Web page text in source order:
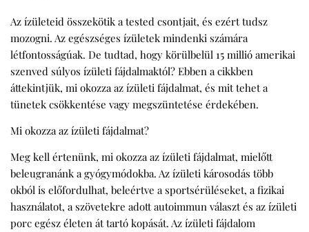
Az ízületeid összekötik a tested csontjait, és ezért tudsz
mozogni. Az egészséges ízületek mindenki számára
létfontosságúak. De tudtad, hogy körülbelül 15 millió amerikai
szenved súlyos ízületi fájdalmaktól? Ebben a cikkben
áttekintjük, mi okozza az ízületi fájdalmat, és mit tehet a
tünetek csökkentése vagy megszüntetése érdekében.
Mi okozza az ízületi fájdalmat?
Meg kell értenünk, mi okozza az ízületi fájdalmat, mielőtt
beleugranánk a gyógymódokba. Az ízületi károsodás több
okból is előfordulhat, beleértve a sportsérüléseket, a fizikai
használatot, a szövetekre adott autoimmun választ és az ízületi
porc egész életen át tartó kopását. Az ízületi fájdalom